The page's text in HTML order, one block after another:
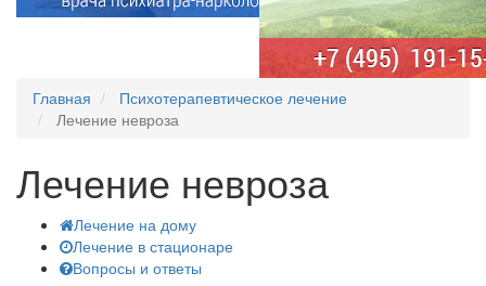
Главная
Психотерапевтическое лечение
Лечение невроза
Лечение невроза
Лечение на дому
Лечение в стационаре
Вопросы и ответы